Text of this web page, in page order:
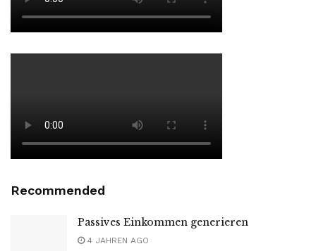
Recommended
Passives Einkommen generieren
4 JAHREN AGO